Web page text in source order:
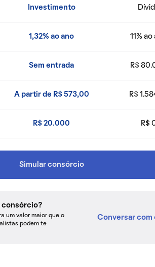
Investimento
1,32% ao ano 11% ao
Sem entrada R$
A partir de R$ 573,00 R$
R$ 20.000 R$
Simular consórcio
consórcio?
um valor maior que o
podem te
Conversar com